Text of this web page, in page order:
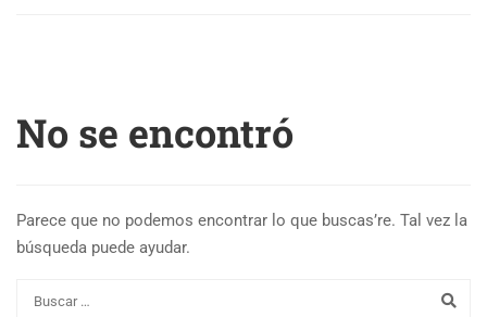
No se encontró
Parece que no podemos encontrar lo que buscas’re. Tal vez la
búsqueda puede ayudar.